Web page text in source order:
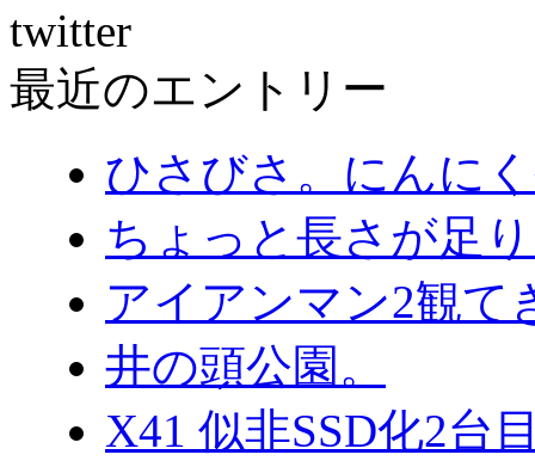
twitter
最近のエントリー
ひさびさ。にんに
ちょっと長さが足
アイアンマン2観て
井の頭公園。
X41 似非SSD化2台